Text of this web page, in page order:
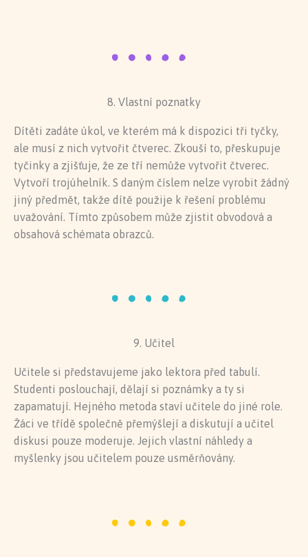
8. Vlastní poznatky
Dítěti zadáte úkol, ve kterém má k dispozici tři tyčky,
ale musí z nich vytvořit čtverec. Zkouší to, přeskupuje
tyčinky a zjišťuje, že ze tří nemůže vytvořit čtverec.
Vytvoří trojúhelník. S daným číslem nelze vyrobit žádný
jiný předmět, takže dítě použije k řešení problému
uvažování. Tímto způsobem může zjistit obvodová a
obsahová schémata obrazců.
9. Učitel
Učitele si představujeme jako lektora před tabulí.
Studenti poslouchají, dělají si poznámky a ty si
zapamatují. Hejného metoda staví učitele do jiné role.
Žáci ve třídě společně přemýšlejí a diskutují a učitel
diskusi pouze moderuje. Jejich vlastní náhledy a
myšlenky jsou učitelem pouze usměrňovány.